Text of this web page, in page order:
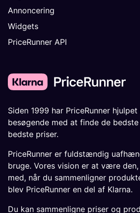
Annoncering
Widgets
PriceRunner API
Siden 1999 har PriceRunner
besøgende med at finde de
bedste priser.
PriceRunner er fuldstændig
bruge. Vores vision er at være
med, når du sammenligner
blev PriceRunner en del af Klarna.
Du kan sammenligne priser og